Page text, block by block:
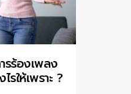
ร้องเพลง
ให้เพราะ ?